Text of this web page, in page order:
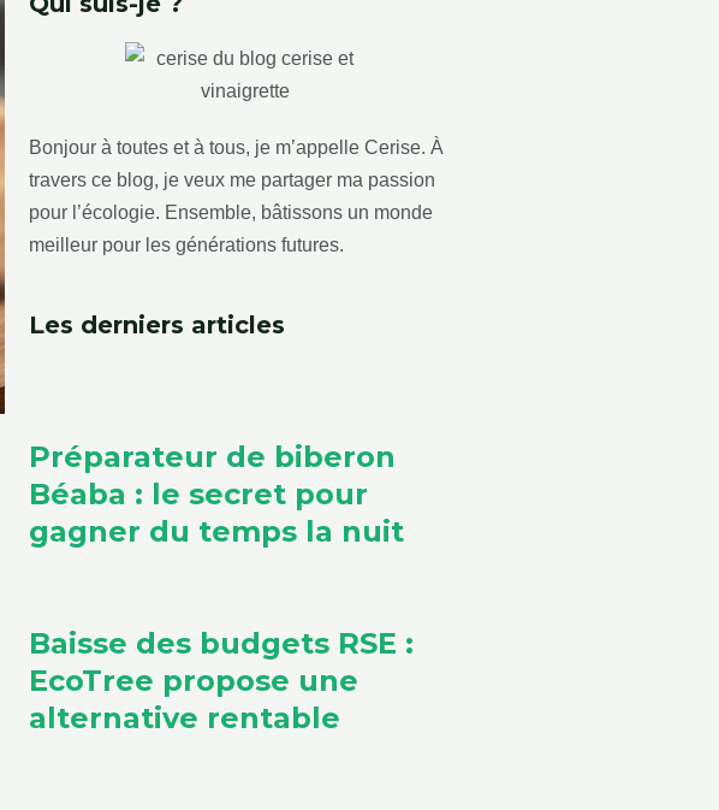
Bonjour à toutes et à tous, je m’appelle Cerise. À
travers ce blog, je veux me partager ma passion
pour l’écologie. Ensemble, bâtissons un monde
meilleur pour les générations futures.
Les derniers articles
Préparateur de biberon
Béaba : le secret pour
gagner du temps la nuit
Baisse des budgets RSE :
EcoTree propose une
alternative rentable